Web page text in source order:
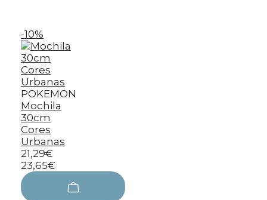
-10%
POKEMON
Mochila
30cm
Cores
Urbanas
21,29€
23,65€